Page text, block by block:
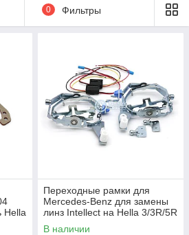
0 Фильтры
Hella
Переходные рамки для
Mercedes-Benz для замены
линз Intellect на Hella 3/3R/5R
(комплект, 2шт)
В наличии